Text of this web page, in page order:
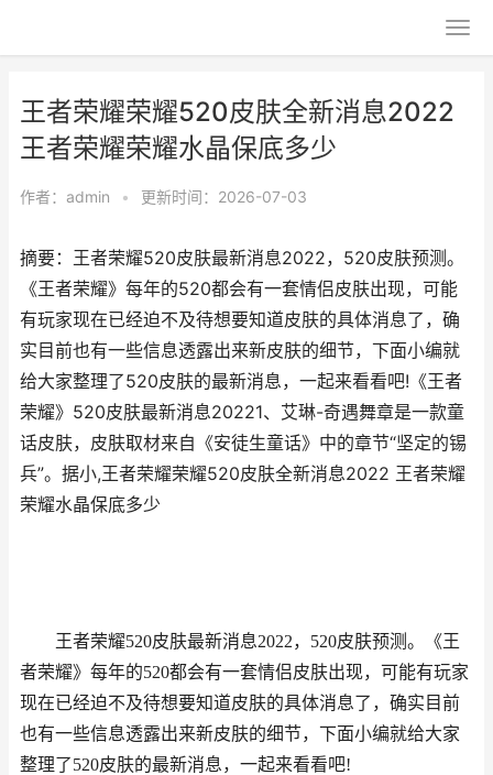
王者荣耀荣耀520皮肤全新消息2022
王者荣耀荣耀水晶保底多少
作者： admin • 更新时间：2026-07-03
摘要：王者荣耀520皮肤最新消息2022，520皮肤预测。
《王者荣耀》每年的520都会有一套情侣皮肤出现，可能
有玩家现在已经迫不及待想要知道皮肤的具体消息了，确
实目前也有一些信息透露出来新皮肤的细节，下面小编就
给大家整理了520皮肤的最新消息，一起来看看吧!《王者
荣耀》520皮肤最新消息20221、艾琳-奇遇舞章是一款童
话皮肤，皮肤取材来自《安徒生童话》中的章节“坚定的锡
兵”。据小,王者荣耀荣耀520皮肤全新消息2022 王者荣耀
荣耀水晶保底多少
王者荣耀520皮肤最新消息2022，520皮肤预测。《王
者荣耀》每年的520都会有一套情侣皮肤出现，可能有玩家
现在已经迫不及待想要知道皮肤的具体消息了，确实目前
也有一些信息透露出来新皮肤的细节，下面小编就给大家
整理了520皮肤的最新消息，一起来看看吧!